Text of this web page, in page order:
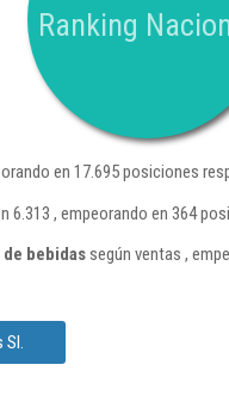
Ranking
en 17.695 posiciones
, empeorando en 364
bebidassegún ventas ,
Sl.